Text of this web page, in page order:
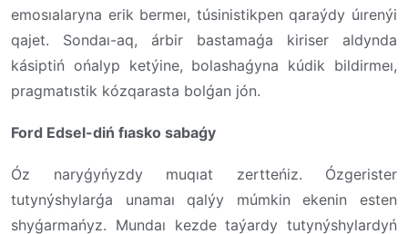
emosıalaryna erik bermeı, túsinistikpen qaraýdy úırenýi
qajet. Sondaı-aq, árbir bastamaǵa kiriser aldynda
kásiptiń ońalyp ketýine, bolashaǵyna kúdik bildirmeı,
pragmatıstik kózqarasta bolǵan jón.
Ford Edsel-diń fıasko sabaǵy
Óz naryǵyńyzdy muqıat zertteńiz. Ózgerister
tutynýshylarǵa unamaı qalýy múmkin ekenin esten
shyǵarmańyz. Mundaı kezde taýardy tutynýshylardyń